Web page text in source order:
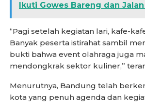
Ikuti Gowes Bareng dan
“Pagi setelah kegiatan lari, kafe-
Banyak peserta istirahat sambil
bukti bahwa event olahraga juga
mendongkrak sektor kuliner,”
Menurutnya, Bandung telah
kota yang penuh agenda dan